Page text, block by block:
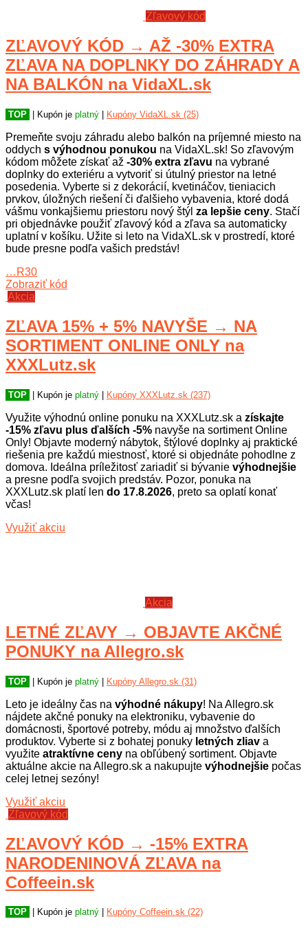
Zľavový kód
ZĽAVOVÝ KÓD → AŽ -30% EXTRA
ZĽAVA NA DOPLNKY DO ZÁHRADY A
NA BALKÓN na VidaXL.sk
TOP | Kupón je platný Kupóny VidaXL.sk (25)
Premeňte svoju záhradu alebo balkón na príjemné miesto na
oddych s výhodnou ponukou na VidaXL.sk! So zľavovým
kódom môžete získať až -30% extra zľavu na vybrané
doplnky do exteriéru a vytvoriť si útulný priestor na letné
posedenia. Vyberte si z dekorácií, kvetináčov, tieniacich
prvkov, úložných riešení či ďalšieho vybavenia, ktoré dodá
vášmu vonkajšiemu priestoru nový štýl za lepšie ceny. Stačí
pri objednávke použiť zľavový kód a zľava sa automaticky
uplatní v košíku. Užite si leto na VidaXL.sk v prostredí, ktoré
bude presne podľa vašich predstáv!
…R30
Zobraziť kód
Akcia
ZĽAVA 15% + 5% NAVYŠE → NA
SORTIMENT ONLINE ONLY na
XXXLutz.sk
TOP | Kupón je platný Kupóny XXXLutz.sk (237)
Využite výhodnú online ponuku na XXXLutz.sk a získajte
-15% zľavu plus ďalších -5% navyše na sortiment Online
Only! Objavte moderný nábytok, štýlové doplnky aj praktické
riešenia pre každú miestnosť, ktoré si objednáte pohodlne z
domova. Ideálna príležitosť zariadiť si bývanie výhodnejšie
a presne podľa svojich predstáv. Pozor, ponuka na
XXXLutz.sk platí len do 17.8.2026, preto sa oplatí konať
včas!
Využiť akciu
Akcia
LETNÉ ZĽAVY → OBJAVTE AKČNÉ
PONUKY na Allegro.sk
TOP | Kupón je platný | Kupóny Allegro.sk (31)
Leto je ideálny čas na výhodné nákupy! Na Allegro.sk
nájdete akčné ponuky na elektroniku, vybavenie do
domácnosti, športové potreby, módu aj množstvo ďalších
produktov. Vyberte si z bohatej ponuky letných zliav a
využite atraktívne ceny na obľúbený sortiment. Objavte
aktuálne akcie na Allegro.sk a nakupujte výhodnejšie počas
celej letnej sezóny!
Využiť akciu
Zľavový kód
ZĽAVOVÝ KÓD → -15% EXTRA
NARODENINOVÁ ZĽAVA na
Coffeein.sk
TOP | Kupón je platný Kupóny Coffeein.sk (22)